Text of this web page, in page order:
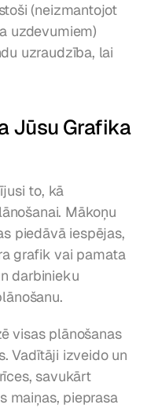
(neizmantojot
uzdevumiem)
uzraudzība, lai
Jūsu Grafika
to, kā
Mākoņu
piedāvā iespējas,
grafik vai pamata
darbinieku
visas plānošanas
Vadītāji izveido un
savukārt
maiņas, pieprasa